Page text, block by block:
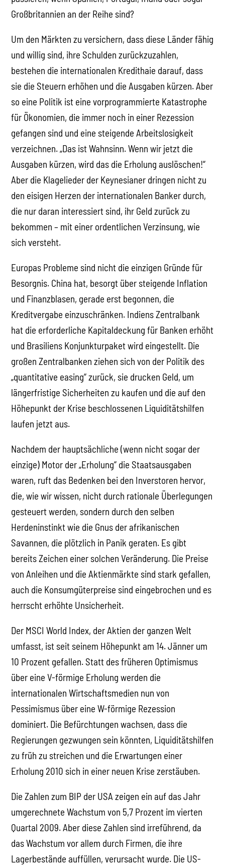
Großbritannien an der Reihe sind?
Um den Märkten zu versichern, dass diese Länder fähig
und willig sind, ihre Schulden zurückzuzahlen,
bestehen die internationalen Kredithaie darauf, dass
sie die Steuern erhöhen und die Ausgaben kürzen. Aber
so eine Politik ist eine vorprogrammierte Katastrophe
für Ökonomien, die immer noch in einer Rezession
gefangen sind und eine steigende Arbeitslosigkeit
verzeichnen. „Das ist Wahnsinn. Wenn wir jetzt die
Ausgaben kürzen, wird das die Erholung auslöschen!“
Aber die Klagelieder der Keynesianer dringen nicht zu
den eisigen Herzen der internationalen Banker durch,
die nur daran interessiert sind, ihr Geld zurück zu
bekommen – mit einer ordentlichen Verzinsung, wie
sich versteht.
Europas Probleme sind nicht die einzigen Gründe für
Besorgnis. China hat, besorgt über steigende Inflation
und Finanzblasen, gerade erst begonnen, die
Kreditvergabe einzuschränken. Indiens Zentralbank
hat die erforderliche Kapitaldeckung für Banken erhöht
und Brasiliens Konjunkturpaket wird eingestellt. Die
großen Zentralbanken ziehen sich von der Politik des
„quantitative easing“ zurück, sie drucken Geld, um
längerfristige Sicherheiten zu kaufen und die auf den
Höhepunkt der Krise beschlossenen Liquiditätshilfen
laufen jetzt aus.
Nachdem der hauptsächliche (wenn nicht sogar der
einzige) Motor der „Erholung“ die Staatsausgaben
waren, ruft das Bedenken bei den Inverstoren hervor,
die, wie wir wissen, nicht durch rationale Überlegungen
gesteuert werden, sondern durch den selben
Herdeninstinkt wie die Gnus der afrikanischen
Savannen, die plötzlich in Panik geraten. Es gibt
bereits Zeichen einer solchen Veränderung. Die Preise
von Anleihen und die Aktienmärkte sind stark gefallen,
auch die Konsumgüterpreise sind eingebrochen und es
herrscht erhöhte Unsicherheit.
Der MSCI World Index, der Aktien der ganzen Welt
umfasst, ist seit seinem Höhepunkt am 14. Jänner um
10 Prozent gefallen. Statt des früheren Optimismus
über eine V-förmige Erholung werden die
internationalen Wirtschaftsmedien nun von
Pessimismus über eine W-förmige Rezession
dominiert. Die Befürchtungen wachsen, dass die
Regierungen gezwungen sein könnten, Liquiditätshilfen
zu früh zu streichen und die Erwartungen einer
Erholung 2010 sich in einer neuen Krise zerstäuben.
Die Zahlen zum BIP der USA zeigen ein auf das Jahr
umgerechnete Wachstum von 5,7 Prozent im vierten
Quartal 2009. Aber diese Zahlen sind irreführend, da
das Wachstum vor allem durch Firmen, die ihre
Lagerbestände auffüllen, verursacht wurde. Die US-